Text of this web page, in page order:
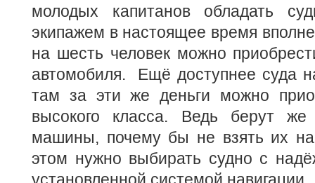
молодых капитанов обладать
экипажем в настоящее время
на шесть человек можно
автомобиля. Ещё доступнее суда
там за эти же деньги можно
высокого класса. Ведь берут
машины, почему бы не взять их
этом нужно выбирать судно с